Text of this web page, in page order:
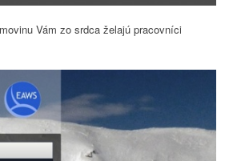
Vám zo srdca želajú pracovníci